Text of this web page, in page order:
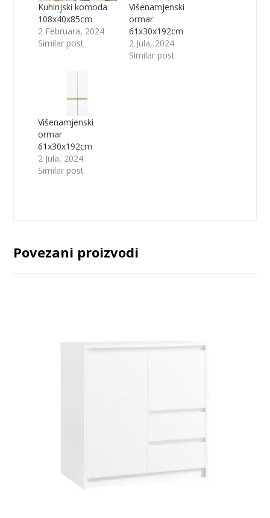
Kuhinjski komoda
108x40x85cm
2 Februara, 2024
Similar post
Višenamjenski
ormar
61x30x192cm
2 Jula, 2024
Similar post
Višenamjenski
ormar
61x30x192cm
2 Jula, 2024
Similar post
Povezani proizvodi